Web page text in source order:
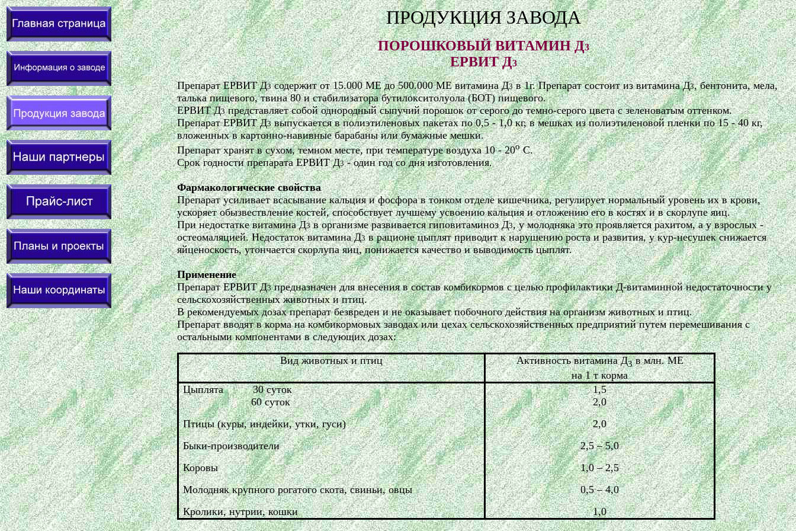
ПРОДУКЦИЯ ЗАВОДА
ПОРОШКОВЫЙ ВИТАМИН Д3
ЕРВИТ Д3
Препарат ЕРВИТ Д3содержит от 15.000 МЕ до 500.000 МЕ витамина Д3в 1г. Препарат состоит из витамина Д3, бентонита, мела,
талька пищевого, твина 80 и стабилизаторабутилокситолуола(БОТ) пищевого.
ЕРВИТ Д3представляет собой однородный сыпучий порошокотсерого до темно-серого цвета с зеленоватым оттенком.
Препарат ЕРВИТ Д3выпускается в полиэтиленовых пакетах по 0,5 - 1,0 кг, в мешках из полиэтиленовой пленки по 15 - 40 кг,
вложенных в картонно-навивные барабаны или бумажные мешки.
Препарат хранят в сухом, темном месте, при температуре воздуха 10 - 20оС.
Срок годности препарата ЕРВИТ Д3- один год со дня изготовления.
Фармакологические свойства
Препарат усиливает всасывание кальция и фосфора в тонком отделе кишечника, регулирует нормальный уровень их в крови,
ускоряет обызвествление костей, способствует лучшему усвоению кальция и отложению его в костях и в скорлупе яиц.
При недостатке витамина Д3в организме развивается гиповитаминоз Д3, у молодняка это проявляется рахитом, а у взрослых -
остеомаляцией. Недостаток витамина Д3в рационе цыплят приводит к нарушению роста и развития, у кур-несушек снижается
яйценоскость, утончается скорлупа яиц, понижается качество и выводимость цыплят.
Применение
Препарат ЕРВИТ Д3предназначен для внесения в состав комбикормов с целью профилактикиД-витаминнойнедостаточности у
сельскохозяйственных животных и птиц.
В рекомендуемых дозах препарат безвреден и не оказывает побочного действия на организм животных и птиц.
Препарат вводят в корма на комбикормовых заводах или цехах сельскохозяйственных предприятий путем перемешивания с
остальными компонентами в следующих дозах:
Вид животных и птиц
Активность витамина Д3в млн. МЕ
на 1 т корма
Цыплята
30 суток
60 суток
Птицы (куры, индейки, утки, гуси)
Быки-производители
Коровы
Молодняк крупного рогатого скота, свиньи, овцы
Кролики, нутрии, кошки
1,5
2,0
2,0
2,5 – 5,0
1,0 – 2,5
0,5 – 4,0
1,0